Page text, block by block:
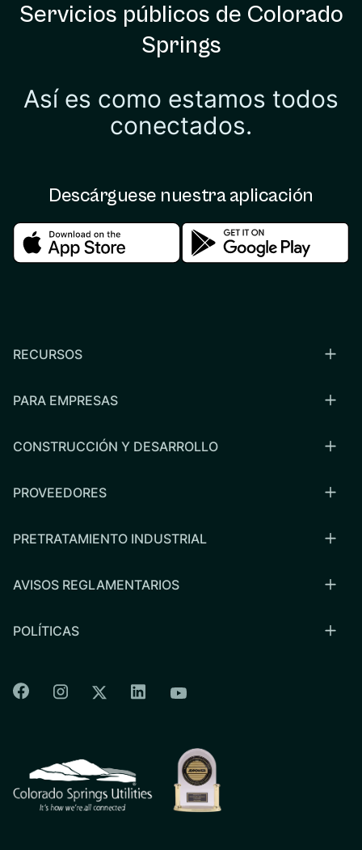
Servicios públicos de Colorado
Springs
Así es como estamos todos
conectados.
Descárguese nuestra aplicación
Download in the apple storeDownload in the
RECURSOS
PARA EMPRESAS
CONSTRUCCIÓN Y DESARROLLO
PROVEEDORES
PRETRATAMIENTO INDUSTRIAL
AVISOS REGLAMENTARIOS
POLÍTICAS
Colorado Springs Facebook
Colorado Springs Instagram
Colorado Springs Twitter
Colorado Springs Linkedin
Colorado Springs